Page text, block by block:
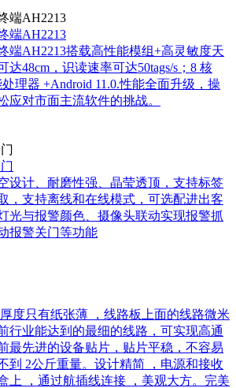
端AH2213
端AH2213
端AH2213搭载高性能模组+高灵敏度天
达48cm，识读速率可达50tags/s；8 核
理器 +Android 11.0.性能全面升级，操
应对市面主流软件的挑战。
设计、耐磨性强、晶莹透顶，支持标签
，支持离线和在线模式，可选配进出客
光与报警颜色、摄像头联动实现报警抓
报警关门等功能
度只有纸张薄 ，线路板上面的线路微米
行业能达到的最细的线路，可实现高通
最先进的设备贴片，贴片平稳，不容易
到 2公斤重量。设计精简 ，电源和接收
上 ，通过航插线连接 ，美观大方。完美